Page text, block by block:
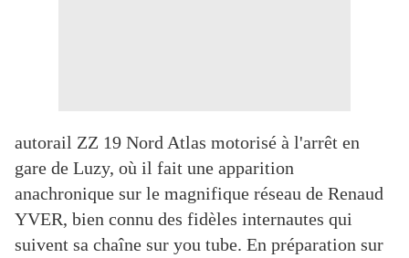
autorail ZZ 19 Nord Atlas motorisé à l'arrêt en
gare de Luzy, où il fait une apparition
anachronique sur le magnifique réseau de Renaud
YVER, bien connu des fidèles internautes qui
suivent sa chaîne sur you tube. En préparation sur